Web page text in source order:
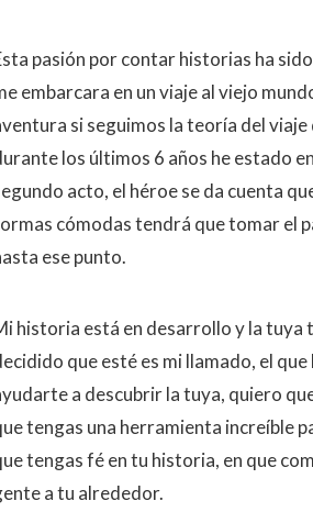
pasión por contar historias ha
embarcara en un viaje al viejo
si seguimos la teoría del
los últimos 6 años he estado
acto, el héroe se da cuenta
cómodas tendrá que tomar el
ese punto.
historia está en desarrollo y la tuya
que esté es mi llamado, el
a descubrir la tuya, quiero
tengas una herramienta increíble
tengas fé en tu historia, en que
a tu alrededor.